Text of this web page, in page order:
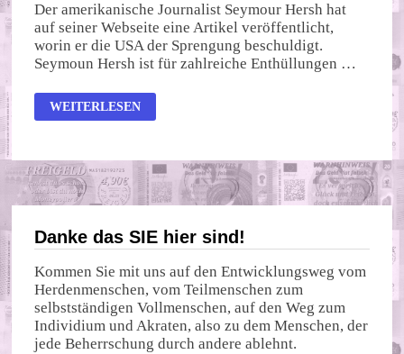
Der amerikanische Journalist Seymour Hersh hat
auf seiner Webseite eine Artikel veröffentlicht,
worin er die USA der Sprengung beschuldigt.
Seymoun Hersh ist für zahlreiche Enthüllungen …
NORDSTREAM
–
–
WER
WARS?
WEITERLESEN
Danke das SIE hier sind!
Kommen Sie mit uns auf den Entwicklungsweg vom
Herdenmenschen, vom Teilmenschen zum
selbstständigen Vollmenschen, auf den Weg zum
Individium und Akraten, also zu dem Menschen, der
jede Beherrschung durch andere ablehnt.